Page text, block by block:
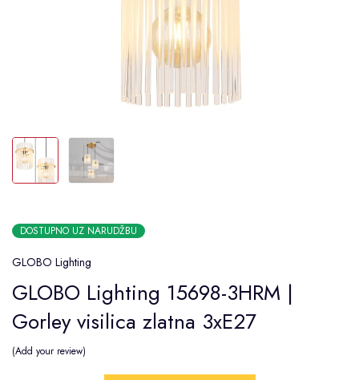
DOSTUPNO UZ NARUDŽBU
GLOBO Lighting
GLOBO Lighting 15698-3HRM |
Gorley visilica zlatna 3xE27
Add your review